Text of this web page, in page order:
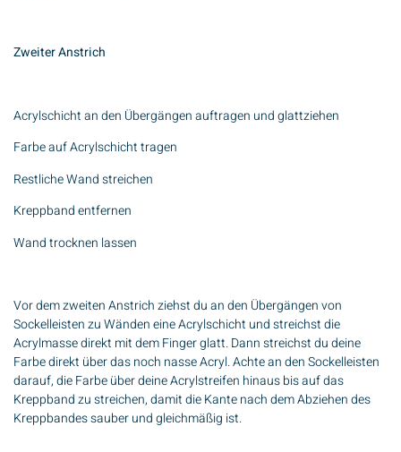
Zweiter Anstrich
Acrylschicht an den Übergängen auftragen und glattziehen
Farbe auf Acrylschicht tragen
Restliche Wand streichen
Kreppband entfernen
Wand trocknen lassen
Vor dem zweiten Anstrich ziehst du an den Übergängen von
Sockelleisten zu Wänden eine Acrylschicht und streichst die
Acrylmasse direkt mit dem Finger glatt. Dann streichst du deine
Farbe direkt über das noch nasse Acryl. Achte an den Sockelleisten
darauf, die Farbe über deine Acrylstreifen hinaus bis auf das
Kreppband zu streichen, damit die Kante nach dem Abziehen des
Kreppbandes sauber und gleichmäßig ist.